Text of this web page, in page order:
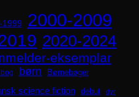
1999 2000-2009
2020-2024
eksemplar
børn Børnebøger
science fiction debut dyr